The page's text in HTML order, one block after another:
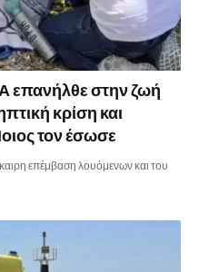
επανήλθε στην ζωή
κρίση και
τον έσωσε
επέμβαση λουόμενων και του